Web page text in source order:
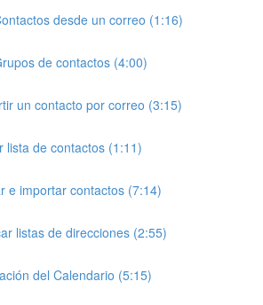
desde un correo (1:16)
de contactos (4:00)
un contacto por correo (3:15)
lista de contactos (1:11)
e importar contactos (7:14)
listas de direcciones (2:55)
del Calendario (5:15)